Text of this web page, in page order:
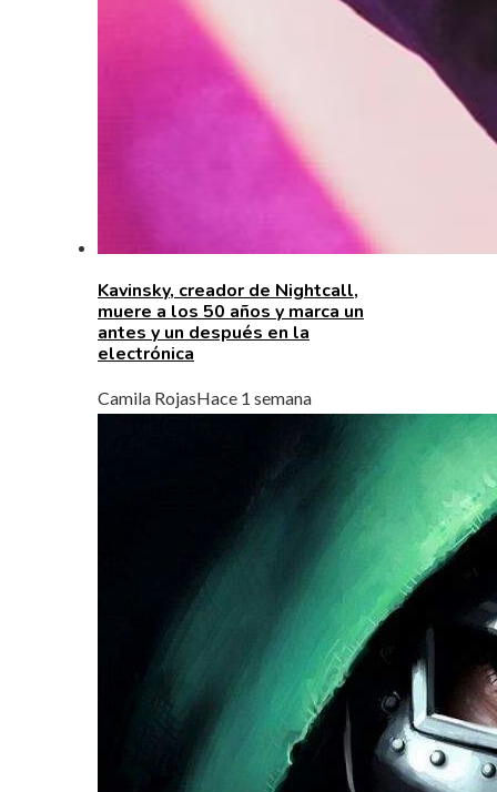
Kavinsky, creador de Nightcall,
muere a los 50 años y marca un
antes y un después en la
electrónica
Camila RojasHace 1 semana